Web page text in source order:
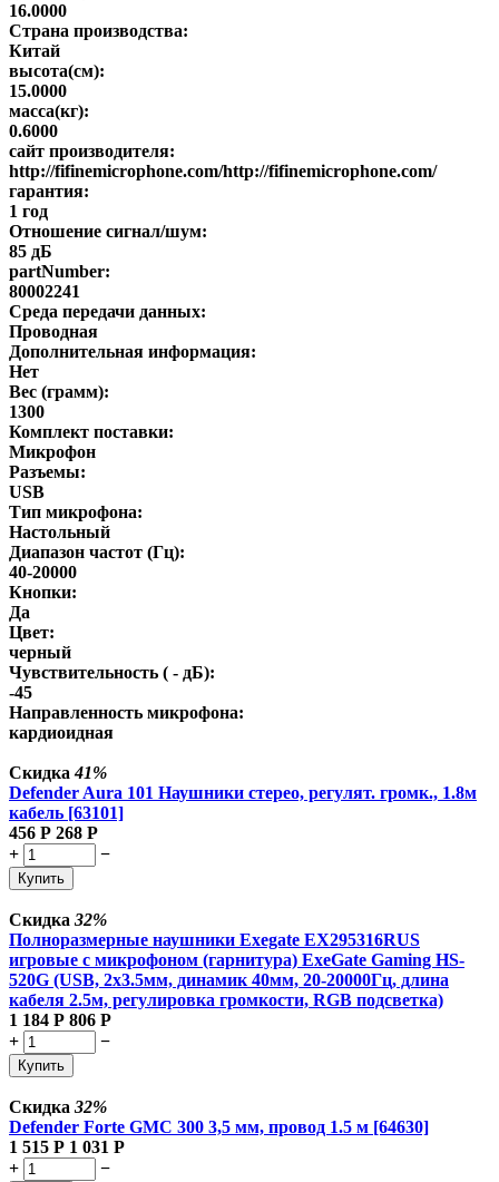
16.0000
Страна производства:
Китай
высота(см):
15.0000
масса(кг):
0.6000
сайт производителя:
http://fifinemicrophone.com/http://fifinemicrophone.com/
гарантия:
1 год
Отношение сигнал/шум:
85 дБ
partNumber:
80002241
Среда передачи данных:
Проводная
Дополнительная информация:
Нет
Вес (грамм):
1300
Комплект поставки:
Микрофон
Разъемы:
USB
Тип микрофона:
Настольный
Диапазон частот (Гц):
40-20000
Кнопки:
Да
Цвет:
черный
Чувствительность ( - дБ):
-45
Направленность микрофона:
кардиоидная
Скидка41%
Defender Aura 101 Наушники стерео, регулят. громк., 1.8м
кабель [63101]
456 Р 268 Р
+
−
Купить
Скидка 32%
Полноразмерные наушники Exegate EX295316RUS
игровые с микрофоном (гарнитура) ExeGate Gaming HS-
520G (USB, 2x3.5мм, динамик 40мм, 20-20000Гц, длина
кабеля 2.5м, регулировка громкости, RGB подсветка)
1 184 Р 806 Р
+
−
Купить
Скидка 32%
Defender Forte GMC 300 3,5 мм, провод 1.5 м [64630]
1 515 Р 1 031 Р
+
−